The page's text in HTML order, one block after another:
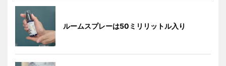
ルームスプレーは50ミリリットル入り